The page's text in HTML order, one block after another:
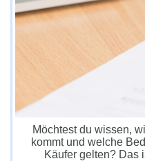
Möchtest du wissen,
kommt und welche
Käufer gelten? Das